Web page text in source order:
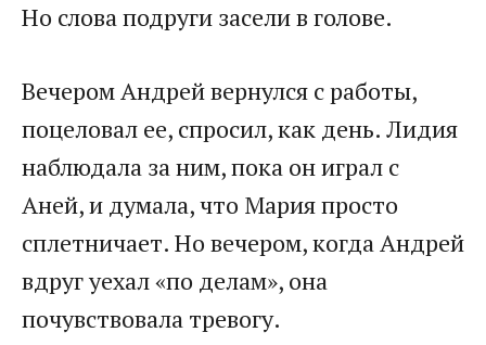
Но слова подруги засели в голове.
Вечером Андрей вернулся с работы,
поцеловал ее, спросил, как день. Лидия
наблюдала за ним, пока он играл с
Аней, и думала, что Мария просто
сплетничает. Но вечером, когда Андрей
вдруг уехал «по делам», она
почувствовала тревогу.